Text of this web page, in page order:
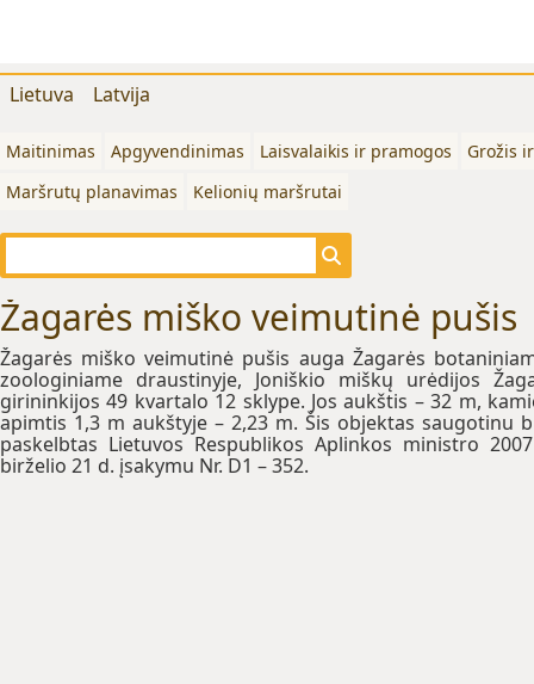
Lietuva Latvija
Maitinimas Apgyvendinimas Laisvalaikis ir pramogos
Grožis
Maršrutų planavimas
Kelionių maršrutai
Žagarės miško veimutinė pušis
Žagarės miško veimutinė pušis auga Žagarės
zoologiniame draustinyje, Joniškio miškų urėdijos
girininkijos 49 kvartalo 12 sklype. Jos aukštis – 32 m,
apimtis 1,3 m aukštyje – 2,23 m. Šis objektas saugotinu
paskelbtas Lietuvos Respublikos Aplinkos ministro
birželio 21 d. įsakymu Nr. D1 – 352.